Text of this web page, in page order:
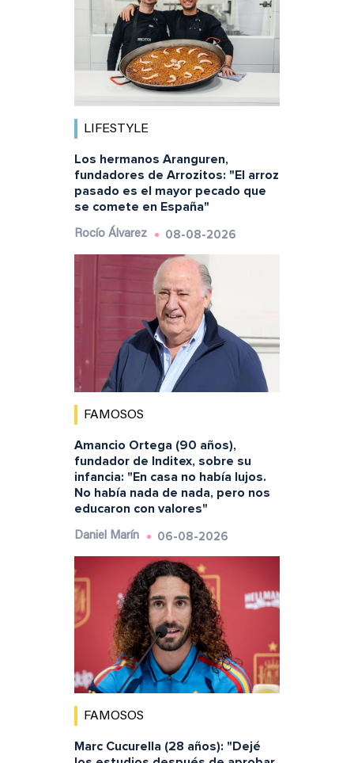
LIFESTYLE
Los hermanos Aranguren,
fundadores de Arrozitos: "El arroz
pasado es el mayor pecado que
se comete en España"
Rocío Álvarez 08-08-2026
FAMOSOS
Amancio Ortega (90 años),
fundador de Inditex, sobre su
infancia: "En casa no había lujos.
No había nada de nada, pero nos
educaron con valores"
Daniel Marín 06-08-2026
FAMOSOS
Marc Cucurella (28 años): "Dejé